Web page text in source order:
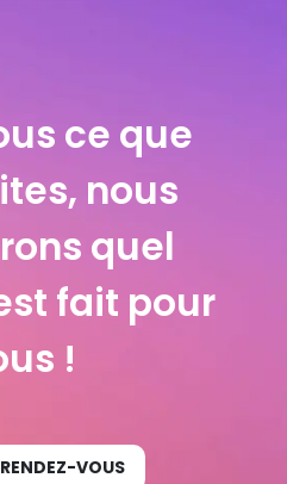
ce que
nous
quel
fait pour
!
VOUS